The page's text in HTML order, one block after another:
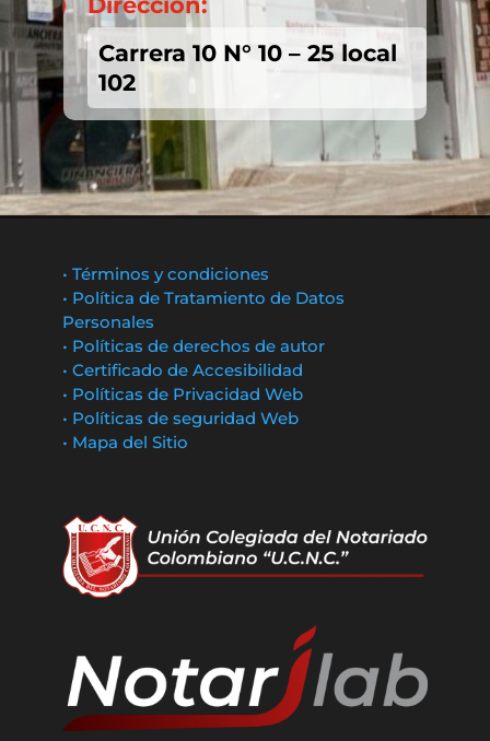

Carrera 10 N° 10 – 25 local
102
• Términos y condiciones
• Política de Tratamiento de Datos
Personales
• Políticas de derechos de autor
• Certificado de Accesibilidad
• Políticas de Privacidad Web
• Políticas de seguridad Web
• Mapa del Sitio